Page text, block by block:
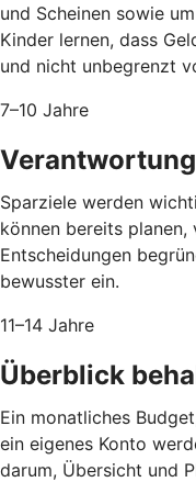
und Scheinen sowie
Kinder lernen, dass
und nicht unbegrenzt
7–10 Jahre
Sparziele werden
können bereits
Entscheidungen
bewusster ein.
11–14 Jahre
Überblick
Ein monatliches
ein eigenes Konto
darum, Übersicht und